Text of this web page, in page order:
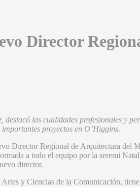
Director
las cualidades profesionales y
proyectos en O’Higgins.
Director Regional de Arquitectura del
a todo el equipo por la seremi
director.
y Ciencias de la Comunicación, tiene